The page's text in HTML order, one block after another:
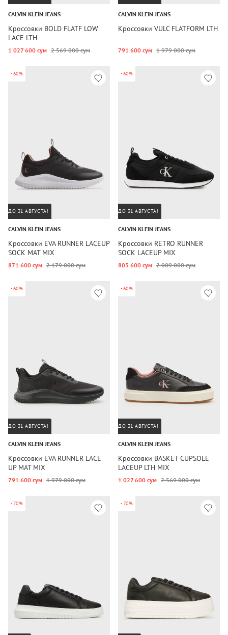
CALVIN KLEIN JEANS
Кроссовки BOLD FLATF LOW
LACE LTH
1 027 600 сум 2 569 000 сум
CALVIN KLEIN JEANS
Кроссовки VULC FLATFORM LTH
791 600 сум 1 979 000 сум
-60%
ДО 31 АВГУСТА!
CALVIN KLEIN JEANS
Кроссовки EVA RUNNER LACEUP
SOCK MAT MIX
871 600 сум 2 179 000 сум
-60%
ДО 31 АВГУСТА!
CALVIN KLEIN JEANS
Кроссовки RETRO RUNNER
SOCK LACEUP MIX
803 600 сум 2 009 000 сум
-60%
ДО 31 АВГУСТА!
CALVIN KLEIN JEANS
Кроссовки EVA RUNNER LACE
UP MAT MIX
791 600 сум 1 979 000 сум
-60%
ДО 31 АВГУСТА!
CALVIN KLEIN JEANS
Кроссовки BASKET CUPSOLE
LACEUP LTH MIX
1 027 600 сум 2 569 000 сум
-70% -70%